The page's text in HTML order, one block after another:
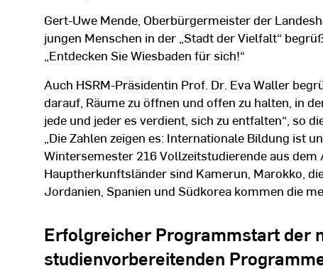
Gert-Uwe Mende, Oberbürgermeister der
jungen Menschen in der „Stadt der Vielfalt“
„Entdecken Sie Wiesbaden für sich!“
Auch HSRM-Präsidentin Prof. Dr. Eva Waller
darauf, Räume zu öffnen und offen zu halten, in
jede und jeder es verdient, sich zu entfalten“, so
„Die Zahlen zeigen es: Internationale Bildung ist
Wintersemester 216 Vollzeitstudierende aus dem
Hauptherkunftsländer sind Kamerun, Marokko,
Jordanien, Spanien und Südkorea kommen die
Erfolgreicher Programmstart der
studienvorbereitenden